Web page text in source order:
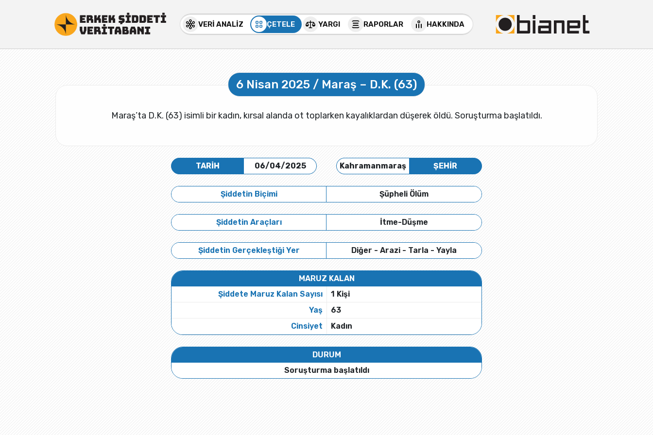
VERİ ANALİZ ÇETELE YARGI RAPORLAR HAKKINDA
6 Nisan 2025 / Maraş – D.K. (63)
Maraş’ta D.K. (63) isimli bir kadın, kırsal alanda ot toplarken kayalıklardan düşerek öldü. Soruşturma başlatıldı.
TARİH 06/04/2025 Kahramanmaraş ŞEHİR
Şiddetin Biçimi Şüpheli Ölüm
Şiddetin Araçları İtme-Düşme
Şiddetin Gerçekleştiği Yer Diğer - Arazi - Tarla - Yayla
MARUZ KALAN
Şiddete Maruz Kalan Sayısı
1 Kişi
Yaş
63
Cinsiyet
Kadın
DURUM
Soruşturma başlatıldı